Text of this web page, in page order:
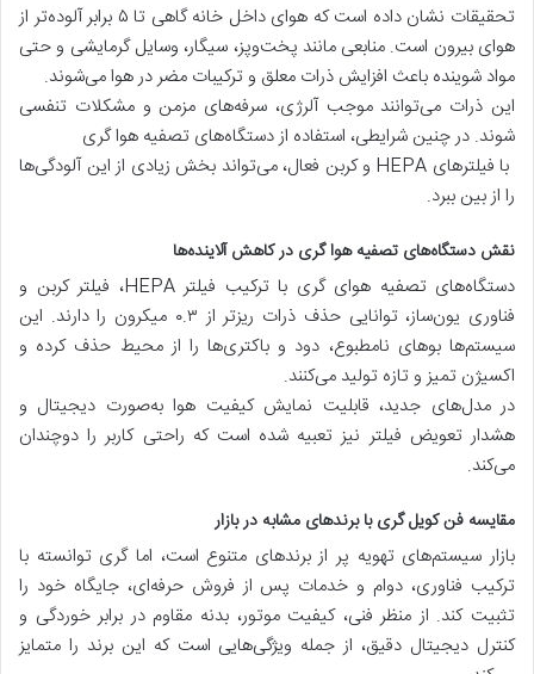
تحقیقات نشان داده است که هوای داخل خانه گاهی تا ۵ برابر آلوده‌تر از
هوای بیرون است. منابعی مانند پخت‌وپز، سیگار، وسایل گرمایشی و حتی
مواد شوینده باعث افزایش ذرات معلق و ترکیبات مضر در هوا می‌شوند.
این ذرات می‌توانند موجب آلرژی، سرفه‌های مزمن و مشکلات تنفسی
شوند. در چنین شرایطی، استفاده از دستگاه‌های تصفیه هوا گری
با فیلترهای HEPA و کربن فعال، می‌تواند بخش زیادی از این آلودگی‌ها
را از بین ببرد.
نقش دستگاه‌های تصفیه هوا گری در کاهش آلاینده‌ها
دستگاه‌های تصفیه هوای گری با ترکیب فیلتر HEPA، فیلتر کربن و
فناوری یون‌ساز، توانایی حذف ذرات ریزتر از ۰.۳ میکرون را دارند. این
سیستم‌ها بوهای نامطبوع، دود و باکتری‌ها را از محیط حذف کرده و
اکسیژن تمیز و تازه تولید می‌کنند.
در مدل‌های جدید، قابلیت نمایش کیفیت هوا به‌صورت دیجیتال و
هشدار تعویض فیلتر نیز تعبیه شده است که راحتی کاربر را دوچندان
می‌کند.
مقایسه فن کویل گری با برندهای مشابه در بازار
بازار سیستم‌های تهویه پر از برندهای متنوع است، اما گری توانسته با
ترکیب فناوری، دوام و خدمات پس از فروش حرفه‌ای، جایگاه خود را
تثبیت کند. از منظر فنی، کیفیت موتور، بدنه مقاوم در برابر خوردگی و
کنترل دیجیتال دقیق، از جمله ویژگی‌هایی است که این برند را متمایز